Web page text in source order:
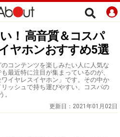
！ 高音質＆コスパ
ヤホンおすすめ5選
コンテンツを楽しみたい人に人気な
最近特に注目が集まっているのが、
イヤレスイヤホン」です。その中か
ッシュで持ち運びやすい、コスパの
。
更新日： 2021年01月02日